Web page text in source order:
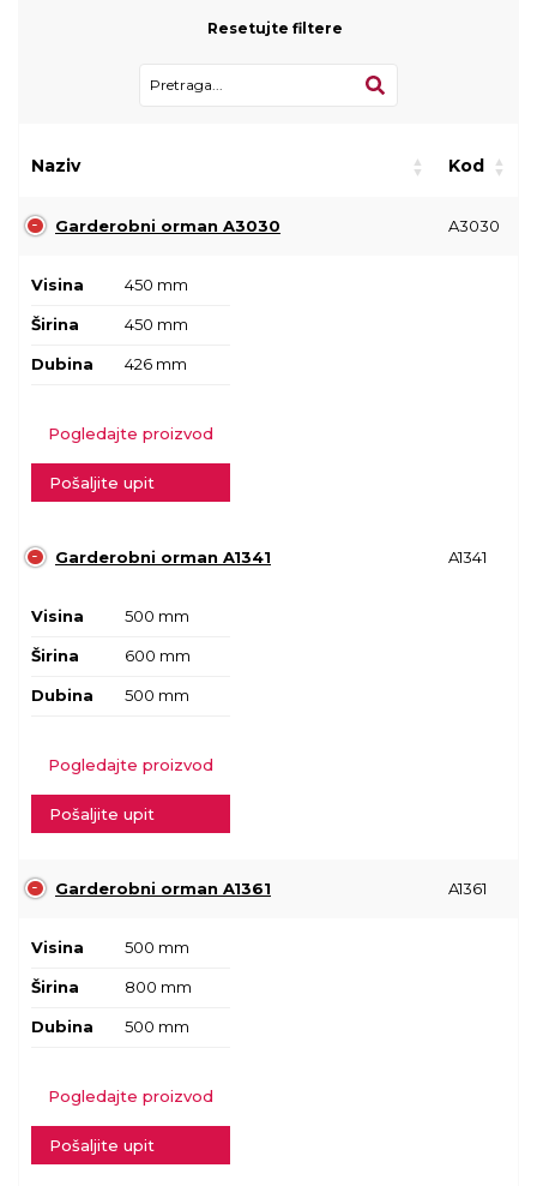
Resetujte filtere
Naziv Kod
Garderobni orman A3030 A3030
Visina 450 mm
Širina 450 mm
Dubina 426 mm
Pogledajte proizvod
Pošaljite upit
Garderobni orman A1341 A1341
Visina 500 mm
Širina 600 mm
Dubina 500 mm
Pogledajte proizvod
Pošaljite upit
Garderobni orman A1361 A1361
Visina 500 mm
Širina 800 mm
Dubina 500 mm
Pogledajte proizvod
Pošaljite upit